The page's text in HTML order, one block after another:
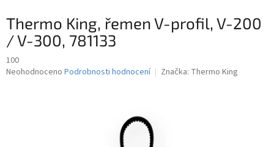
Thermo King, řemen V-profil, V-200
/ V-300, 781133
100
Průměrné
Neohodnoceno Podrobnosti hodnocení Značka: Thermo King